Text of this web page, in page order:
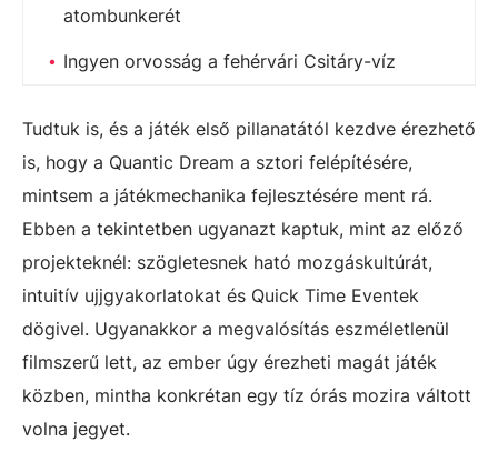
atombunkerét
Ingyen orvosság a fehérvári Csitáry-víz
Tudtuk is, és a játék első pillanatától kezdve érezhető
is, hogy a Quantic Dream a sztori felépítésére,
mintsem a játékmechanika fejlesztésére ment rá.
Ebben a tekintetben ugyanazt kaptuk, mint az előző
projekteknél: szögletesnek ható mozgáskultúrát,
intuitív ujjgyakorlatokat és Quick Time Eventek
dögivel. Ugyanakkor a megvalósítás eszméletlenül
filmszerű lett, az ember úgy érezheti magát játék
közben, mintha konkrétan egy tíz órás mozira váltott
volna jegyet.